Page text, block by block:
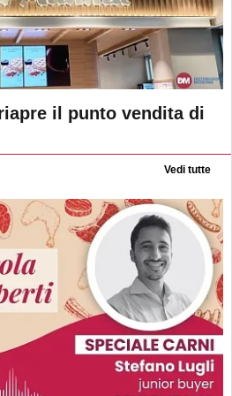
il punto vendita di
Vedi tutte